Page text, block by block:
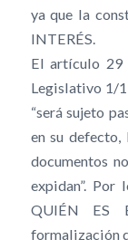
ya que la
INTERÉS.
El artículo 29
Legislativo 1/
“será sujeto
en su
documentos
expidan”. Por
QUIÉN ES
formalización